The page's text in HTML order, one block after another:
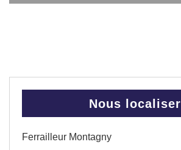
Nous localiser
Ferrailleur Montagny